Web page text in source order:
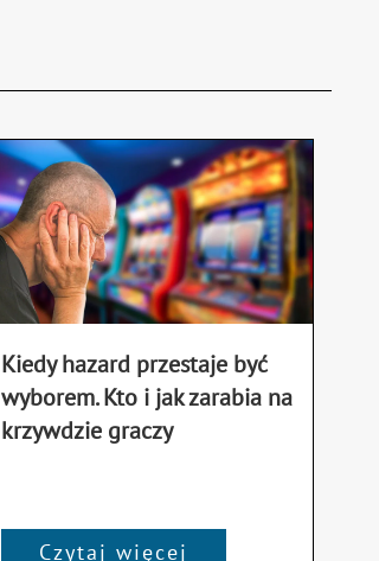
Kiedy hazard przestaje być
wyborem. Kto i jak zarabia na
krzywdzie graczy
Czytaj więcej